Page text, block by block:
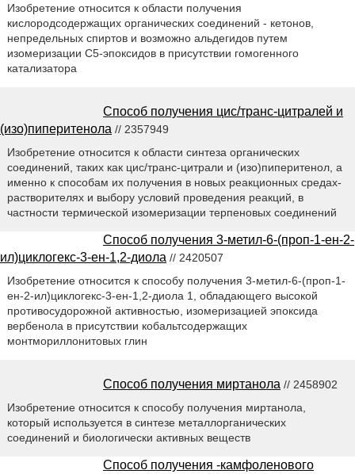
Изобретение относится к области получения
кислородсодержащих органических соединений - кетонов,
непредельных спиртов и возможно альдегидов путем
изомеризации С5-эпоксидов в присутствии гомогенного
катализатора
Способ получения цис/транс-цитралей и
(изо)пиперитенола // 2357949
Изобретение относится к области синтеза органических
соединений, таких как цис/транс-цитрали и (изо)пиперитенол, а
именно к способам их получения в новых реакционных средах-
растворителях и выбору условий проведения реакций, в
частности термической изомеризации терпеновых соединений
Способ получения 3-метил-6-(проп-1-ен-2-
ил)циклогекс-3-ен-1,2-диола // 2420507
Изобретение относится к способу получения 3-метил-6-(проп-1-
ен-2-ил)циклогекс-3-ен-1,2-диола 1, обладающего высокой
противосудорожной активностью, изомеризацией эпоксида
вербенола в присутствии кобальтсодержащих
монтмориллонитовых глин
Способ получения миртанола // 2458902
Изобретение относится к способу получения миртанола,
который используется в синтезе металлорганических
соединений и биологически активных веществ
Способ получения -камфоленового